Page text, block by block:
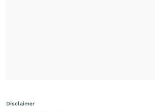
Disclaimer